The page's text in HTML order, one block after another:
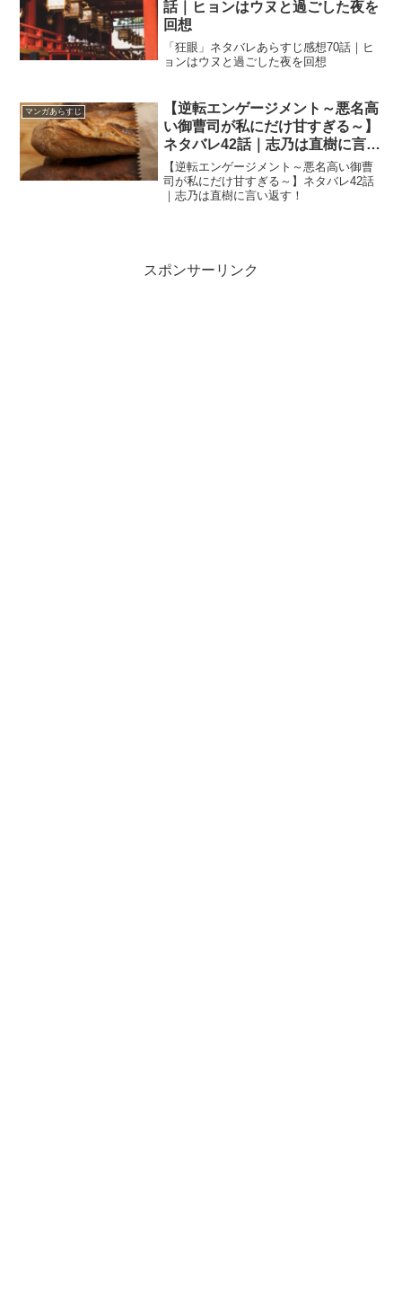
話｜ヒョンはウヌと過ごした夜を
回想
「狂眼」ネタバレあらすじ感想70話｜ヒ
ョンはウヌと過ごした夜を回想
マンガあらすじ
【逆転エンゲージメント～悪名高
い御曹司が私にだけ甘すぎる～】
ネタバレ42話｜志乃は直樹に言い
返す！
【逆転エンゲージメント～悪名高い御曹
司が私にだけ甘すぎる～】ネタバレ42話
｜志乃は直樹に言い返す！
スポンサーリンク